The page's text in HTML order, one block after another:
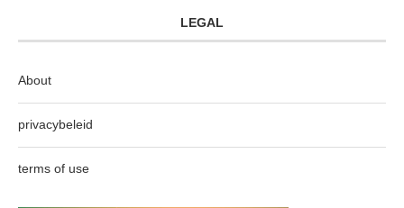
LEGAL
About
privacybeleid
terms of use